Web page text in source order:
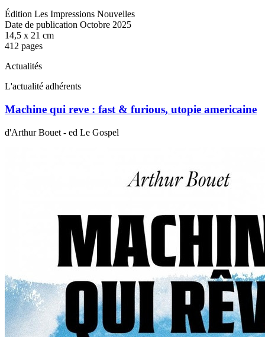
Édition Les Impressions Nouvelles
Date de publication Octobre 2025
14,5 x 21 cm
412 pages
Actualités
L'actualité adhérents
Machine qui reve : fast & furious, utopie americaine
d'Arthur Bouet - ed Le Gospel